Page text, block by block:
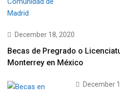
December 18, 2020
Becas de Pregrado o
Monterrey en México
December